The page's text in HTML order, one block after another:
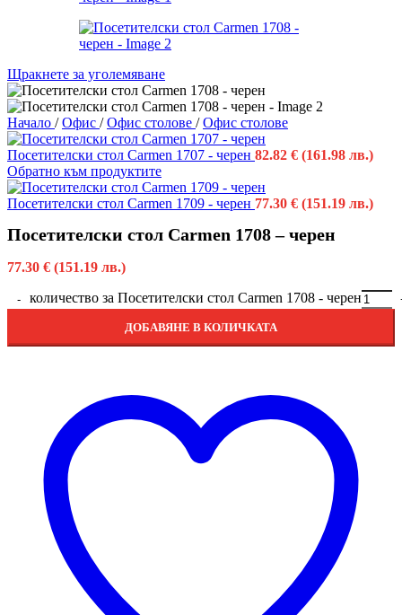
Щракнете за уголемяване
Начало / Офис / Офис столове / Офис столове
Посетителски стол Carmen 1707 - черен 82.82 € (161.98 лв.)
Обратно към продуктите
Посетителски стол Carmen 1709 - черен 77.30 € (151.19 лв.)
Посетителски стол Carmen 1708 – черен
77.30 € (151.19 лв.)
количество за Посетителски стол Carmen 1708 - черен
ДОБАВЯНЕ В КОЛИЧКАТА